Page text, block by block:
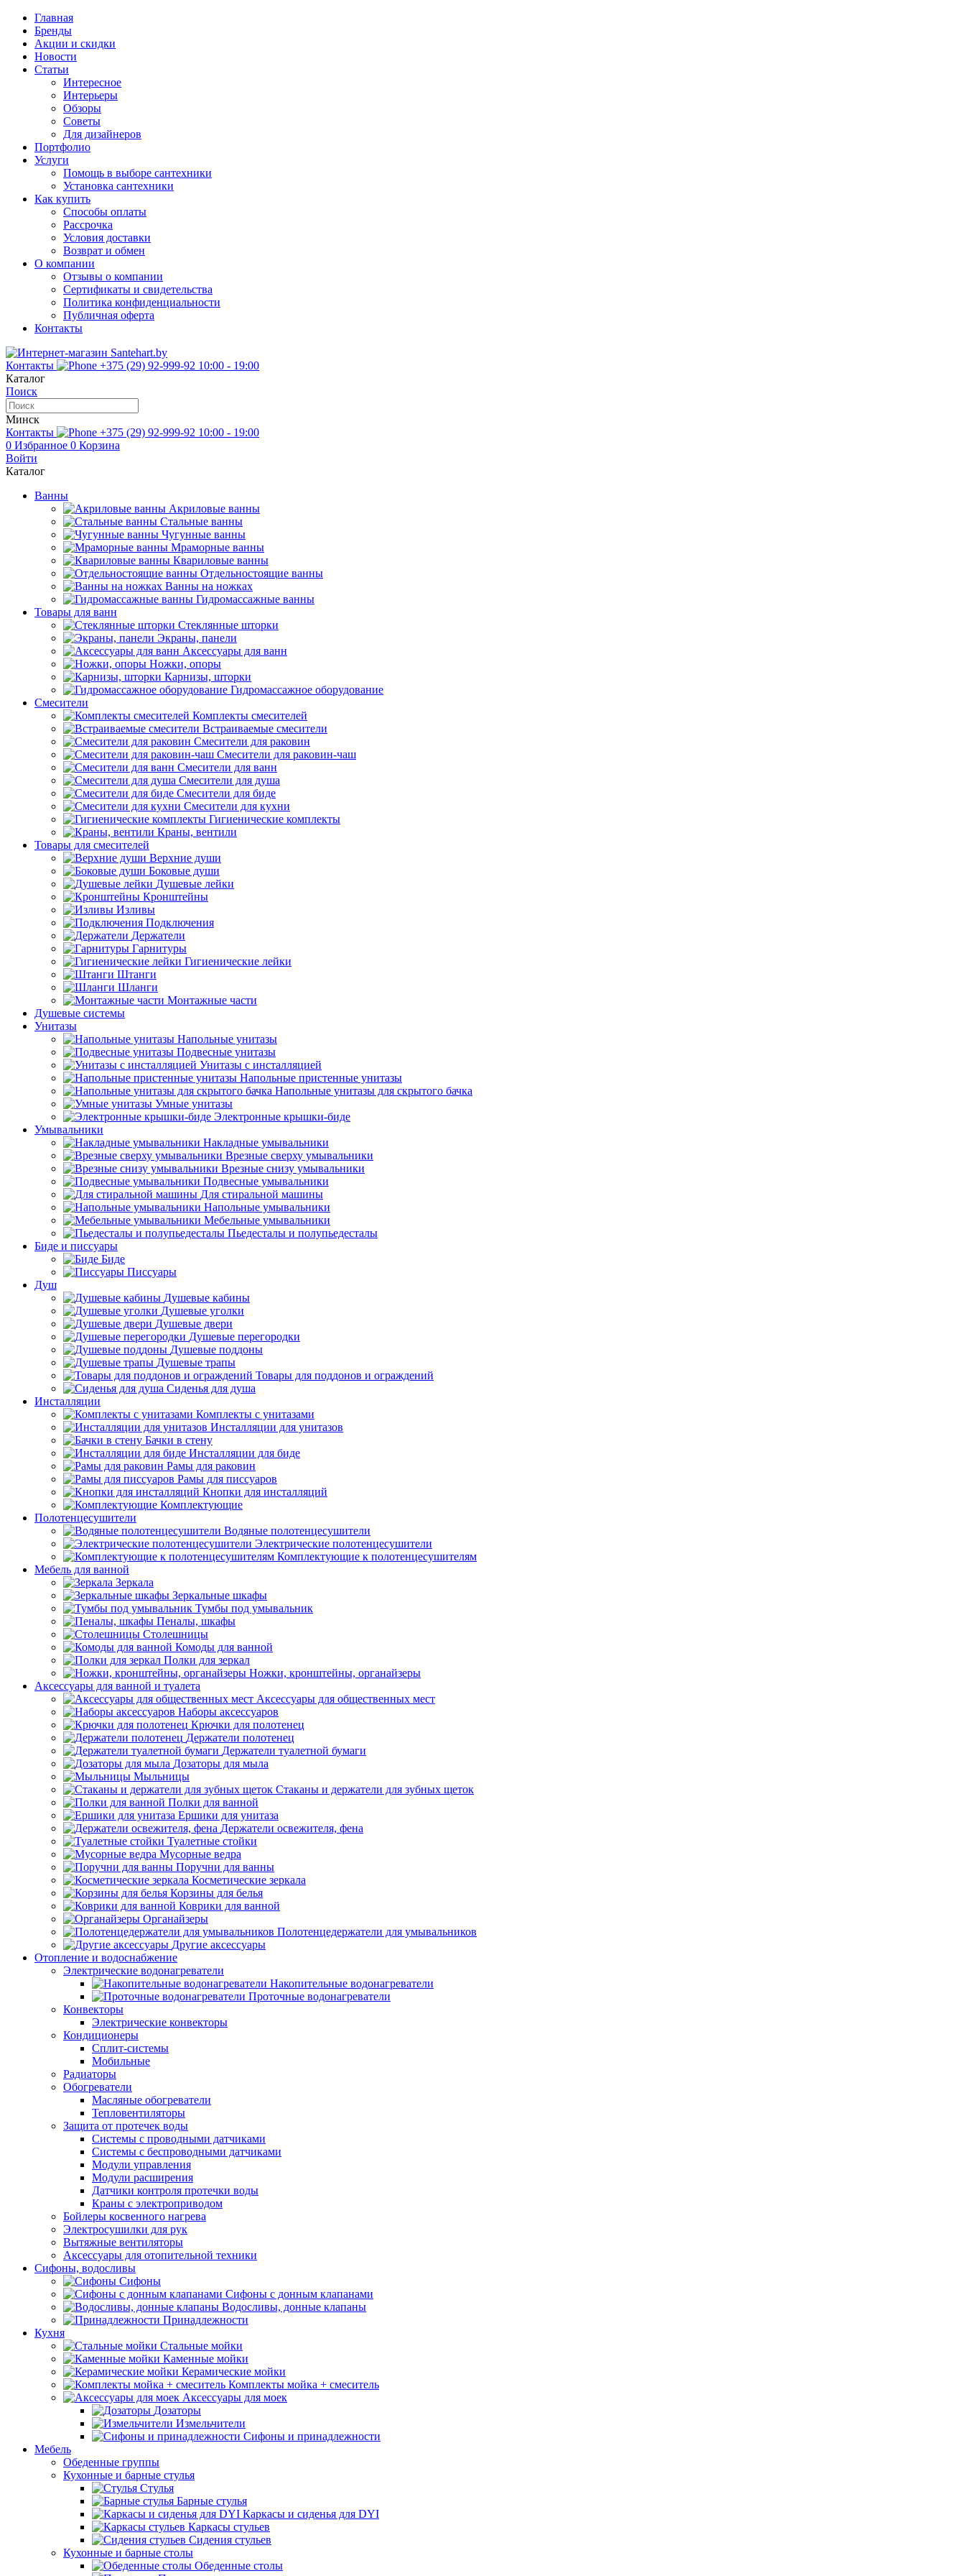
Главная
Бренды
Акции и скидки
Новости
Статьи
Интересное
Интерьеры
Обзоры
Советы
Для дизайнеров
Портфолио
Услуги
Помощь в выборе сантехники
Установка сантехники
Как купить
Способы оплаты
Рассрочка
Условия доставки
Возврат и обмен
О компании
Отзывы о компании
Сертификаты и свидетельства
Политика конфиденциальности
Публичная оферта
Контакты
Контакты +375 (29) 92-999-92 10:00 - 19:00
Каталог
Поиск
Минск
Контакты
+375 (29) 92-999-92 10:00 - 19:00
0 Избранное 0 Корзина
Войти
Каталог
Ванны
Акриловые ванны
Стальные ванны
Чугунные ванны
Мраморные ванны
Квариловые ванны
Отдельностоящие ванны
Ванны на ножках
Гидромассажные ванны
Товары для ванн
Стеклянные шторки
Экраны, панели
Аксессуары для ванн
Ножки, опоры
Карнизы, шторки
Гидромассажное оборудование
Смесители
Комплекты смесителей
Встраиваемые смесители
Смесители для раковин
Смесители для раковин-чаш
Смесители для ванн
Смесители для душа
Смесители для биде
Смесители для кухни
Гигиенические комплекты
Краны, вентили
Товары для смесителей
Верхние души
Боковые души
Душевые лейки
Кронштейны
Изливы
Подключения
Держатели
Гарнитуры
Гигиенические лейки
Штанги
Шланги
Монтажные части
Душевые системы
Унитазы
Напольные унитазы
Подвесные унитазы
Унитазы с инсталляцией
Напольные пристенные унитазы
Напольные унитазы для скрытого бачка
Умные унитазы
Электронные крышки-биде
Умывальники
Накладные умывальники
Врезные сверху умывальники
Врезные снизу умывальники
Подвесные умывальники
Для стиральной машины
Напольные умывальники
Мебельные умывальники
Пьедесталы и полупьедесталы
Биде и писсуары
Биде
Писсуары
Душ
Душевые кабины
Душевые уголки
Душевые двери
Душевые перегородки
Душевые поддоны
Душевые трапы
Товары для поддонов и ограждений
Сиденья для душа
Инсталляции
Комплекты с унитазами
Инсталляции для унитазов
Бачки в стену
Инсталляции для биде
Рамы для раковин
Рамы для писсуаров
Кнопки для инсталляций
Комплектующие
Полотенцесушители
Водяные полотенцесушители
Электрические полотенцесушители
Комплектующие к полотенцесушителям
Мебель для ванной
Зеркала
Зеркальные шкафы
Тумбы под умывальник
Пеналы, шкафы
Столешницы
Комоды для ванной
Полки для зеркал
Ножки, кронштейны, органайзеры
Аксессуары для ванной и туалета
Аксессуары для общественных мест
Наборы аксессуаров
Крючки для полотенец
Держатели полотенец
Держатели туалетной бумаги
Дозаторы для мыла
Мыльницы
Стаканы и держатели для зубных щеток
Полки для ванной
Ершики для унитаза
Держатели освежителя, фена
Туалетные стойки
Мусорные ведра
Поручни для ванны
Косметические зеркала
Корзины для белья
Коврики для ванной
Органайзеры
Полотенцедержатели для умывальников
Другие аксессуары
Отопление и водоснабжение
Электрические водонагреватели
Накопительные водонагреватели
Проточные водонагреватели
Конвекторы
Электрические конвекторы
Кондиционеры
Сплит-системы
Мобильные
Радиаторы
Обогреватели
Масляные обогреватели
Тепловентиляторы
Защита от протечек воды
Системы с проводными датчиками
Системы с беспроводными датчиками
Модули управления
Модули расширения
Датчики контроля протечки воды
Краны с электроприводом
Бойлеры косвенного нагрева
Электросушилки для рук
Вытяжные вентиляторы
Аксессуары для отопительной техники
Сифоны, водосливы
Сифоны
Сифоны с донным клапанами
Водосливы, донные клапаны
Принадлежности
Кухня
Стальные мойки
Каменные мойки
Керамические мойки
Комплекты мойка + смеситель
Аксессуары для моек
Дозаторы
Измельчители
Сифоны и принадлежности
Мебель
Обеденные группы
Кухонные и барные стулья
Стулья
Барные стулья
Каркасы и сиденья для DYI
Каркасы стульев
Сидения стульев
Кухонные и барные столы
Обеденные столы